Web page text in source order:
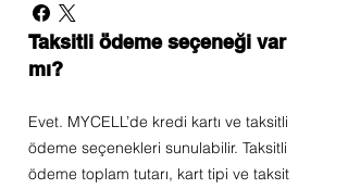
Taksitli ödeme seçeneği var
mı?
Evet. MYCELL’de kredi kartı ve taksitli
ödeme seçenekleri sunulabilir. Taksitli
ödeme toplam tutarı, kart tipi ve taksit